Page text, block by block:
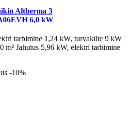
Altherma 3
6,0 kW
tarbimine 1,24 kW, turvaküte 9 kW
m² Jahutus 5,96 kW, elektri tarbimine
-10%